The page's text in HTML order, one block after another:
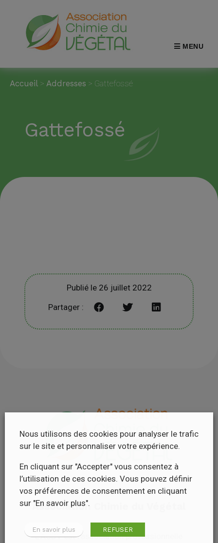
MENU
Accueil > Addresses > Gattefossé
Gattefossé
Publié le 26 juillet 2022
Partager :
Association Chimie du Végétal
L’ACDV est l’association professionnelle
Nous utilisons des cookies pour analyser le trafic
sur le site et personnaliser votre expérience.
En cliquant sur "Accepter" vous consentez à
l’utilisation de ces cookies. Vous pouvez définir
vos préférences de consentement en cliquant
sur "En savoir plus".
En savoir plus REFUSER